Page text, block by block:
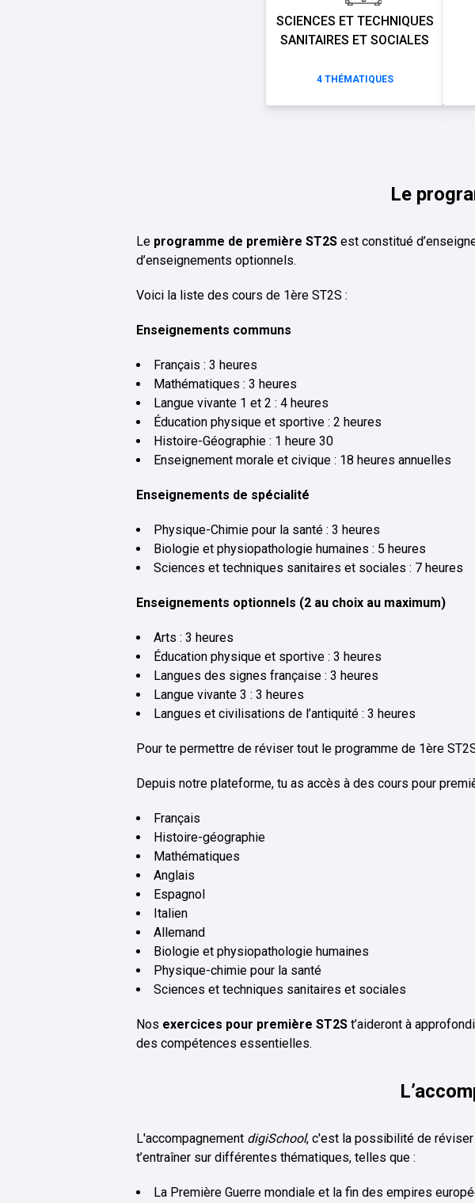
SCIENCES ET TECHNIQUES
SANITAIRES ET SOCIALES
4THÉMATIQUES
Le
Le programme de première ST2S est constitué
d’enseignements optionnels.
Voici la liste des cours de 1ère ST2S :
Enseignements communs
Français : 3 heures
Mathématiques : 3 heures
Langue vivante 1 et 2 : 4 heures
Éducation physique et sportive : 2 heures
Histoire-Géographie : 1 heure 30
Enseignement morale et civique : 18 heures annuelles
Enseignements de spécialité
Physique-Chimie pour la santé : 3 heures
Biologie et physiopathologie humaines : 5 heures
Sciences et techniques sanitaires et sociales : 7 heures
Enseignements optionnels (2 au choix au maximum)
Arts : 3 heures
Éducation physique et sportive : 3 heures
Langues des signes française : 3 heures
Langue vivante 3 : 3 heures
Langues et civilisations de l’antiquité : 3 heures
Pour te permettre de réviser tout le programme de 1ère
Depuis notre plateforme, tu as accès à des cours pour
Français
Histoire-géographie
Mathématiques
Anglais
Espagnol
Italien
Allemand
Biologie et physiopathologie humaines
Physique-chimie pour la santé
Sciences et techniques sanitaires et sociales
Nos exercices pour première ST2S t’aideront à
des compétences essentielles.
L'accompagnement digiSchool, c'est la possibilité de réviser
t’entraîner sur différentes thématiques, telles que :
La Première Guerre mondiale et la fin des empires